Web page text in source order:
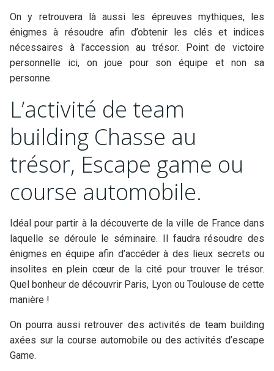
On y retrouvera là aussi les épreuves mythiques, les
énigmes à résoudre afin d’obtenir les clés et indices
nécessaires à l’accession au trésor. Point de victoire
personnelle ici, on joue pour son équipe et non sa
personne.
L’activité de team
building Chasse au
trésor, Escape game ou
course automobile.
Idéal pour partir à la découverte de la ville de France dans
laquelle se déroule le séminaire. Il faudra résoudre des
énigmes en équipe afin d’accéder à des lieux secrets ou
insolites en plein cœur de la cité pour trouver le trésor.
Quel bonheur de découvrir Paris, Lyon ou Toulouse de cette
manière !
On pourra aussi retrouver des activités de team building
axées sur la course automobile ou des activités d’escape
Game.